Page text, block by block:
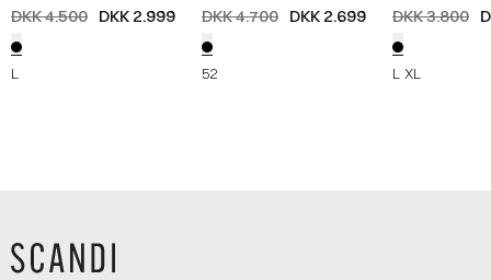
Parkajakke
SORT
DKK 4.500 DKK 2.999
L
Jakke
SORT
DKK 4.700 DKK 2.699
52
Hoodie Jakke/
DKK 3.800
L XL